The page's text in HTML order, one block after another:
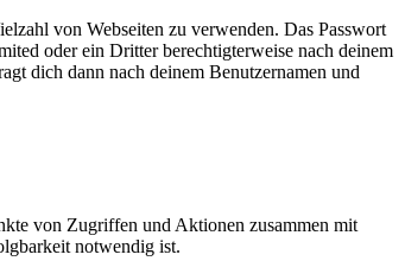
von Webseiten zu verwenden. Das Passwort
oder ein Dritter berechtigterweise nach deinem
dich dann nach deinem Benutzernamen und
von Zugriffen und Aktionen zusammen mit
notwendig ist.